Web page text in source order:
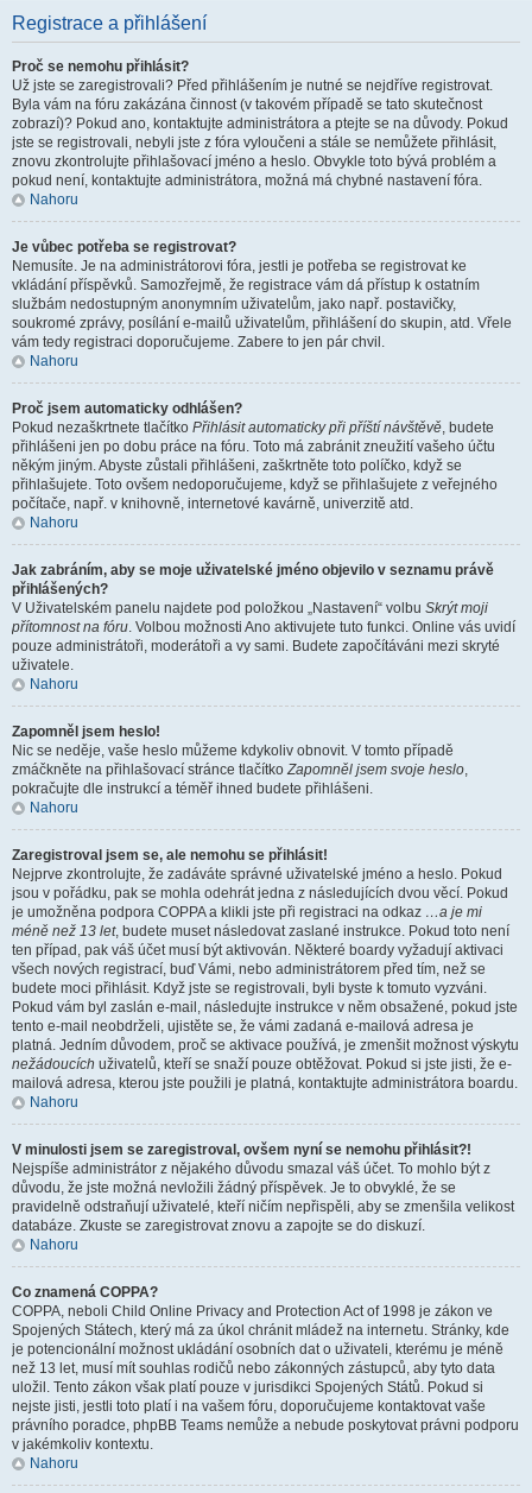
Registrace a přihlášení
Proč se nemohu přihlásit?
Už jste se zaregistrovali? Před přihlášením je nutné se nejdříve registrovat.
Byla vám na fóru zakázána činnost (v takovém případě se tato skutečnost
zobrazí)? Pokud ano, kontaktujte administrátora a ptejte se na důvody. Pokud
jste se registrovali, nebyli jste z fóra vyloučeni a stále se nemůžete přihlásit,
znovu zkontrolujte přihlašovací jméno a heslo. Obvykle toto bývá problém a
pokud není, kontaktujte administrátora, možná má chybné nastavení fóra.
Nahoru
Je vůbec potřeba se registrovat?
Nemusíte. Je na administrátorovi fóra, jestli je potřeba se registrovat ke
vkládání příspěvků. Samozřejmě, že registrace vám dá přístup k ostatním
službám nedostupným anonymním uživatelům, jako např. postavičky,
soukromé zprávy, posílání e-mailů uživatelům, přihlášení do skupin, atd. Vřele
vám tedy registraci doporučujeme. Zabere to jen pár chvil.
Nahoru
Proč jsem automaticky odhlášen?
Pokud nezaškrtnete tlačítko Přihlásit automaticky při příští návštěvě, budete
přihlášeni jen po dobu práce na fóru. Toto má zabránit zneužití vašeho účtu
někým jiným. Abyste zůstali přihlášeni, zaškrtněte toto políčko, když se
přihlašujete. Toto ovšem nedoporučujeme, když se přihlašujete z veřejného
počítače, např. v knihovně, internetové kavárně, univerzitě atd.
Nahoru
Jak zabráním, aby se moje uživatelské jméno objevilo v seznamu právě
přihlášených?
V Uživatelském panelu najdete pod položkou „Nastavení“ volbu Skrýt moji
přítomnost na fóru. Volbou možnosti Ano aktivujete tuto funkci. Online vás uvidí
pouze administrátoři, moderátoři a vy sami. Budete započítáváni mezi skryté
uživatele.
Nahoru
Zapomněl jsem heslo!
Nic se neděje, vaše heslo můžeme kdykoliv obnovit. V tomto případě
zmáčkněte na přihlašovací stránce tlačítkoZapomněl jsem svoje heslo,
pokračujte dle instrukcí a téměř ihned budete přihlášeni.
Nahoru
Zaregistroval jsem se, ale nemohu se přihlásit!
Nejprve zkontrolujte, že zadáváte správné uživatelské jméno a heslo. Pokud
jsou v pořádku, pak se mohla odehrát jedna z následujících dvou věcí. Pokud
je umožněna podpora COPPA a klikli jste při registraci na odkaz …a je mi
méně než 13 let, budete muset následovat zaslané instrukce. Pokud toto není
ten případ, pak váš účet musí být aktivován. Některé boardy vyžadují aktivaci
všech nových registrací, buď Vámi, nebo administrátorem před tím, než se
budete moci přihlásit. Když jste se registrovali, byli byste k tomuto vyzváni.
Pokud vám byl zaslán e-mail, následujte instrukce v něm obsažené, pokud jste
tento e-mail neobdrželi, ujistěte se, že vámi zadaná e-mailová adresa je
platná. Jedním důvodem, proč se aktivace používá, je zmenšit možnost výskytu
nežádoucích uživatelů, kteří se snaží pouze obtěžovat. Pokud si jste jisti, že e-
mailová adresa, kterou jste použili je platná, kontaktujte administrátora boardu.
Nahoru
V minulosti jsem se zaregistroval, ovšem nyní se nemohu přihlásit?!
Nejspíše administrátor z nějakého důvodu smazal váš účet. To mohlo být z
důvodu, že jste možná nevložili žádný příspěvek. Je to obvyklé, že se
pravidelně odstraňují uživatelé, kteří ničím nepřispěli, aby se zmenšila velikost
databáze. Zkuste se zaregistrovat znovu a zapojte se do diskuzí.
Nahoru
Co znamená COPPA?
COPPA, neboli Child Online Privacy and Protection Act of 1998 je zákon ve
Spojených Státech, který má za úkol chránit mládež na internetu. Stránky, kde
je potencionální možnost ukládání osobních dat o uživateli, kterému je méně
než 13 let, musí mít souhlas rodičů nebo zákonných zástupců, aby tyto data
uložil. Tento zákon však platí pouze v jurisdikci Spojených Států. Pokud si
nejste jisti, jestli toto platí i na vašem fóru, doporučujeme kontaktovat vaše
právního poradce, phpBB Teams nemůže a nebude poskytovat právni podporu
v jakémkoliv kontextu.
Nahoru